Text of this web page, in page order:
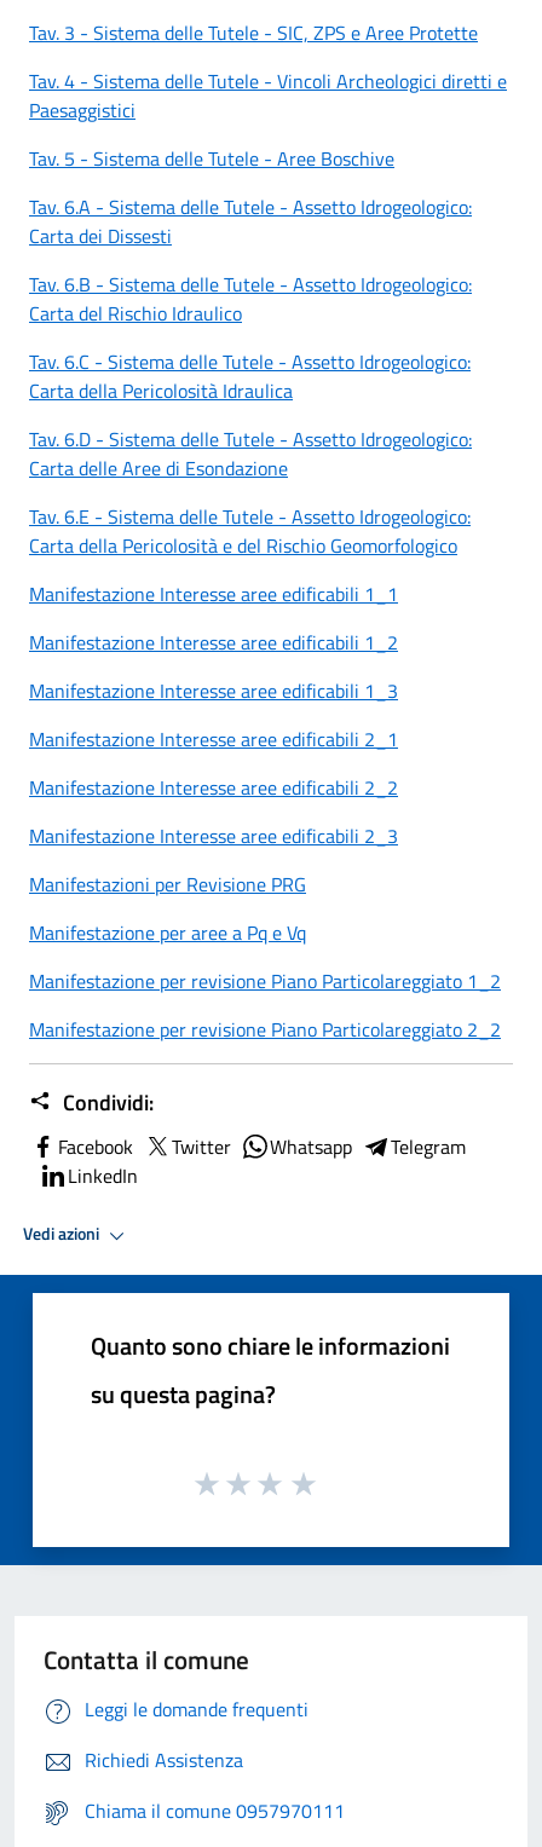
Tav. 3 - Sistema delle Tutele - SIC, ZPS e Aree Protette
Tav. 4 - Sistema delle Tutele - Vincoli Archeologici diretti e
Paesaggistici
Tav. 5 - Sistema delle Tutele - Aree Boschive
Tav. 6.A - Sistema delle Tutele - Assetto Idrogeologico:
Carta dei Dissesti
Tav. 6.B - Sistema delle Tutele - Assetto Idrogeologico:
Carta del Rischio Idraulico
Tav. 6.C - Sistema delle Tutele - Assetto Idrogeologico:
Carta della Pericolosità Idraulica
Tav. 6.D - Sistema delle Tutele - Assetto Idrogeologico:
Carta delle Aree di Esondazione
Tav. 6.E - Sistema delle Tutele - Assetto Idrogeologico:
Carta della Pericolosità e del Rischio Geomorfologico
Manifestazione Interesse aree edificabili 1_1
Manifestazione Interesse aree edificabili 1_2
Manifestazione Interesse aree edificabili 1_3
Manifestazione Interesse aree edificabili 2_1
Manifestazione Interesse aree edificabili 2_2
Manifestazione Interesse aree edificabili 2_3
Manifestazioni per Revisione PRG
Manifestazione per aree a Pq e Vq
Manifestazione per revisione Piano Particolareggiato 1_2
Manifestazione per revisione Piano Particolareggiato 2_2
Condividi:
Facebook Twitter Whatsapp
Telegram
LinkedIn
Vedi azioni
Quanto sono chiare le informazioni
su questa pagina?
Contatta il comune
Leggi le domande frequenti
Richiedi Assistenza
Chiama il comune 0957970111